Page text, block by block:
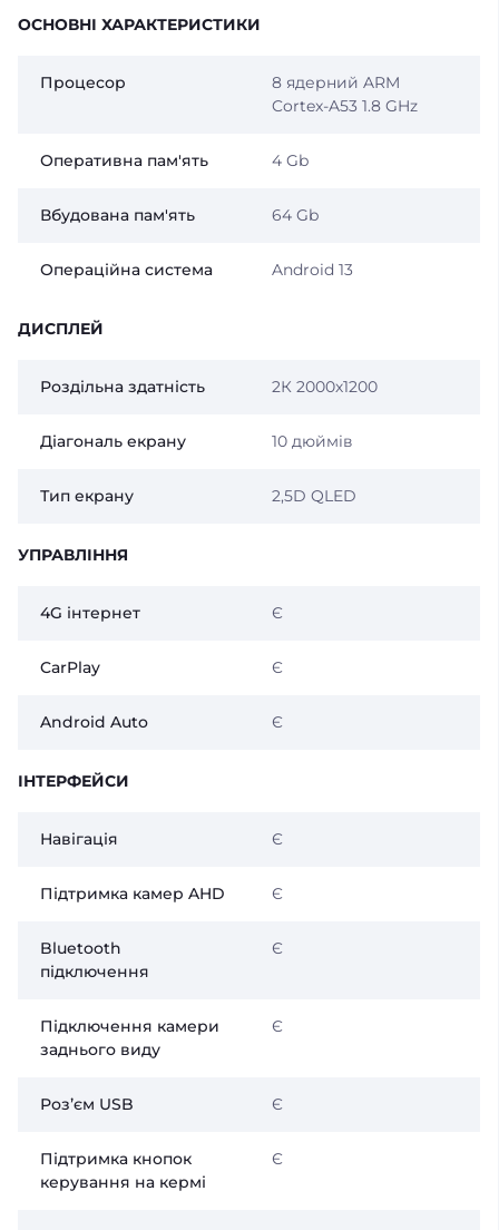
ОСНОВНІ ХАРАКТЕРИСТИКИ
Процесор
8 ядерний ARM
Cortex-A53 1.8 GHz
Оперативна пам'ять 4 Gb
Вбудована пам'ять 64 Gb
Операційна система Android 13
ДИСПЛЕЙ
Роздільна здатність 2К 2000х1200
Діагональ екрану 10 дюймів
Тип екрану 2,5D QLED
УПРАВЛІННЯ
4G інтернет Є
CarPlay Є
Android Auto Є
ІНТЕРФЕЙСИ
Навігація Є
Підтримка камер AHD Є
Bluetooth
підключення
Є
Підключення камери
заднього виду
Є
Розʼєм USB Є
Підтримка кнопок
керування на кермі
Є